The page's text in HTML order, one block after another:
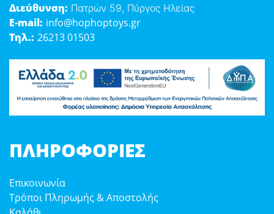
Διεύθυνση: Πατρών 59, Πύργος Ηλείας
E-mail: info@hophoptoys.gr
Τηλ.: 26213 01503
ΠΛΗΡΟΦΟΡΊΕΣ
Επικοινωνία
Τρόποι Πληρωμής & Αποστολής